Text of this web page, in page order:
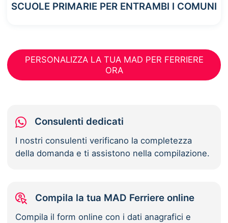
SCUOLE PRIMARIE PER ENTRAMBI I COMUNI
PERSONALIZZA LA TUA MAD PER FERRIERE
ORA
Consulenti dedicati
I nostri consulenti verificano la completezza
della domanda e ti assistono nella compilazione.
Compila la tua MAD Ferriere online
Compila il form online con i dati anagrafici e